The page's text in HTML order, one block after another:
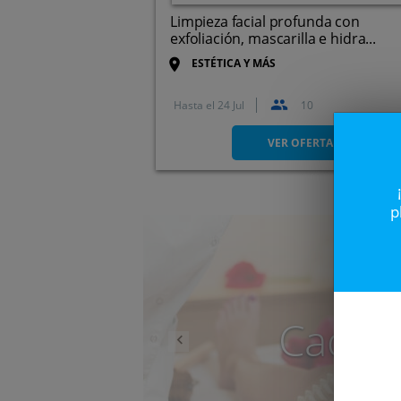
Limpieza facial profunda con
exfoliación, mascarilla e hidra...
ESTÉTICA Y MÁS
Paseo de Zorrilla, 119,
Valladolid.
Hasta el 24 Jul 10
VER OFERTA